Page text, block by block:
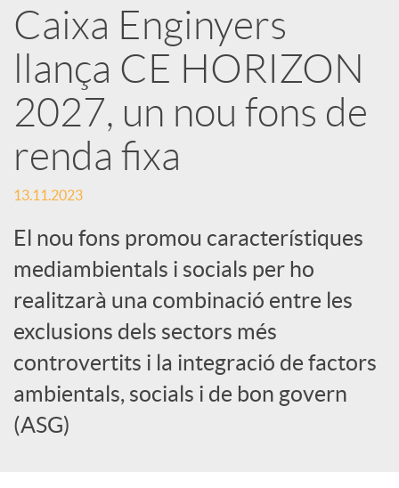
i
r
a
X
a
r
x
e
Caixa Enginyers
llança CE HORIZON
2027, un nou fons de
renda fixa
13.11.2023
El nou fons promou característiques
mediambientals i socials per ho
realitzarà una combinació entre les
exclusions dels sectors més
controvertits i la integració de factors
ambientals, socials i de bon govern
(ASG)